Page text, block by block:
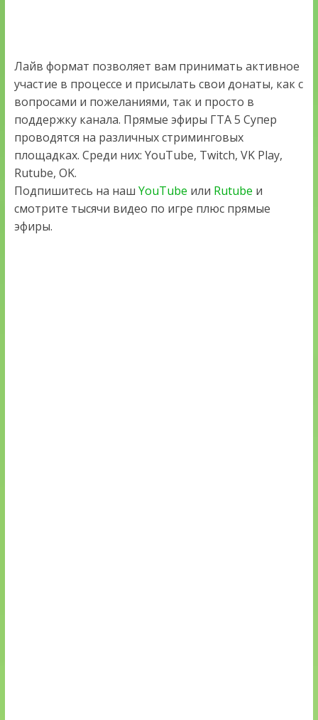
Лайв формат позволяет вам принимать активное
участие в процессе и присылать свои донаты, как с
вопросами и пожеланиями, так и просто в
поддержку канала. Прямые эфиры ГТА 5 Супер
проводятся на различных стриминговых
площадках. Среди них: YouTube, Twitch, VK Play,
Rutube, OK.
Подпишитесь на наш YouTube или Rutube и
смотрите тысячи видео по игре плюс прямые
эфиры.